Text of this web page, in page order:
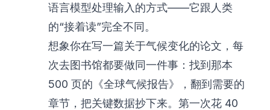
语言模型处理输入的方式——它跟人类
的“接着读”完全不同。
想象你在写一篇关于气候变化的论文，每
次去图书馆都要做同一件事：找到那本
500 页的《全球气候报告》，翻到需要的
章节，把关键数据抄下来。第一次花 40